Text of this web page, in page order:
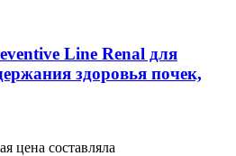
Line Renal для
здоровья почек,
цена составляла